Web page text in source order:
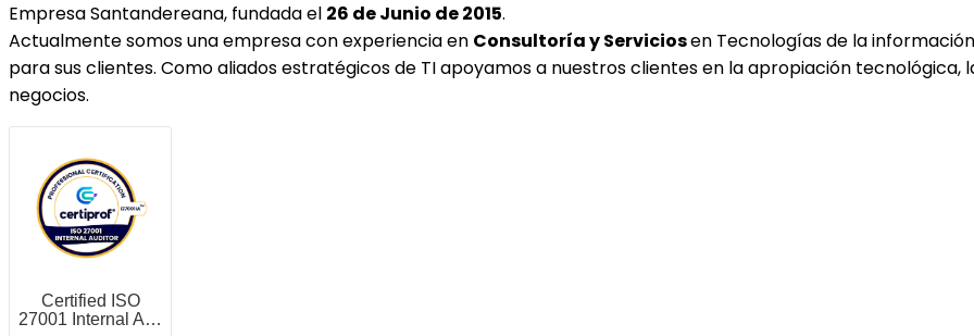
Empresa Santandereana, fundada el 26 de Junio de 2015.
Actualmente somos una empresa con experiencia en Consultoría y Serviciosen Tecnologías de la
para sus clientes. Como aliados estratégicos de TI apoyamos a nuestros clientes en laapropiación tecnológica,
negocios.